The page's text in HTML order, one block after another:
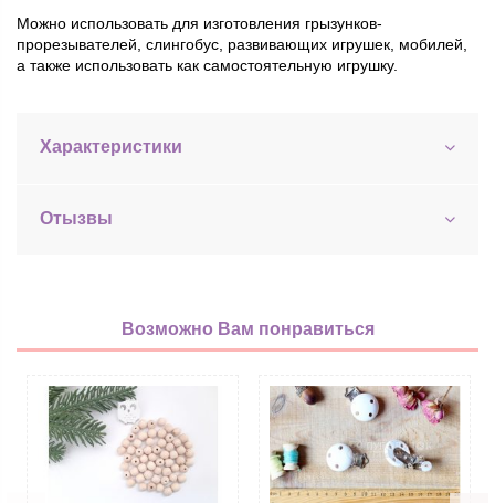
Можно использовать для изготовления грызунков-
прорезывателей, слингобус, развивающих игрушек, мобилей,
а также использовать как самостоятельную игрушку.
Характеристики
Отызвы
Возможно Вам понравиться